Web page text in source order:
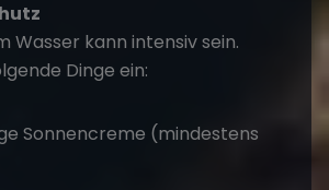
Wasser kann intensiv sein.
Dinge ein:
Sonnencreme (mindestens